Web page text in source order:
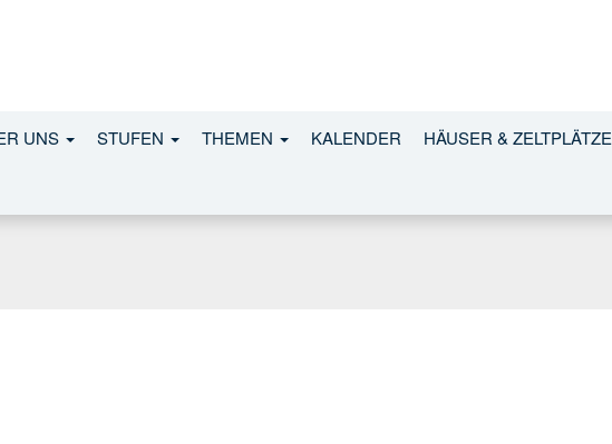
UNS STUFEN THEMEN KALENDER HÄUSER & ZELTPLÄTZE